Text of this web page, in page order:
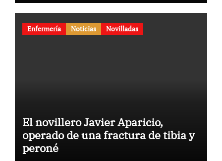
Enfermería Noticias Novilladas
El novillero Javier Aparicio,
operado de una fractura de tibia y
peroné